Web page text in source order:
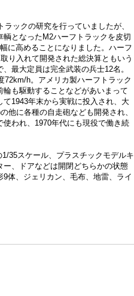
ックの研究を行っていましたが、
となったM2ハーフトラックを皮切
に高めることになりました。ハーフ
り入れて開発された総決算ともいう
最大定員は完全武装の兵士12名。
h。アメリカ製ハーフトラック
も駆動することなどがあいまって
1943年末から実戦に投入され、大
他に各種の自走砲なども開発され、
われ、1970年代にも現役で働き続
35スケール、プラスチックモデルキ
、ドアなどは開閉どちらかの状態
体、ジェリカン、毛布、地雷、ライ